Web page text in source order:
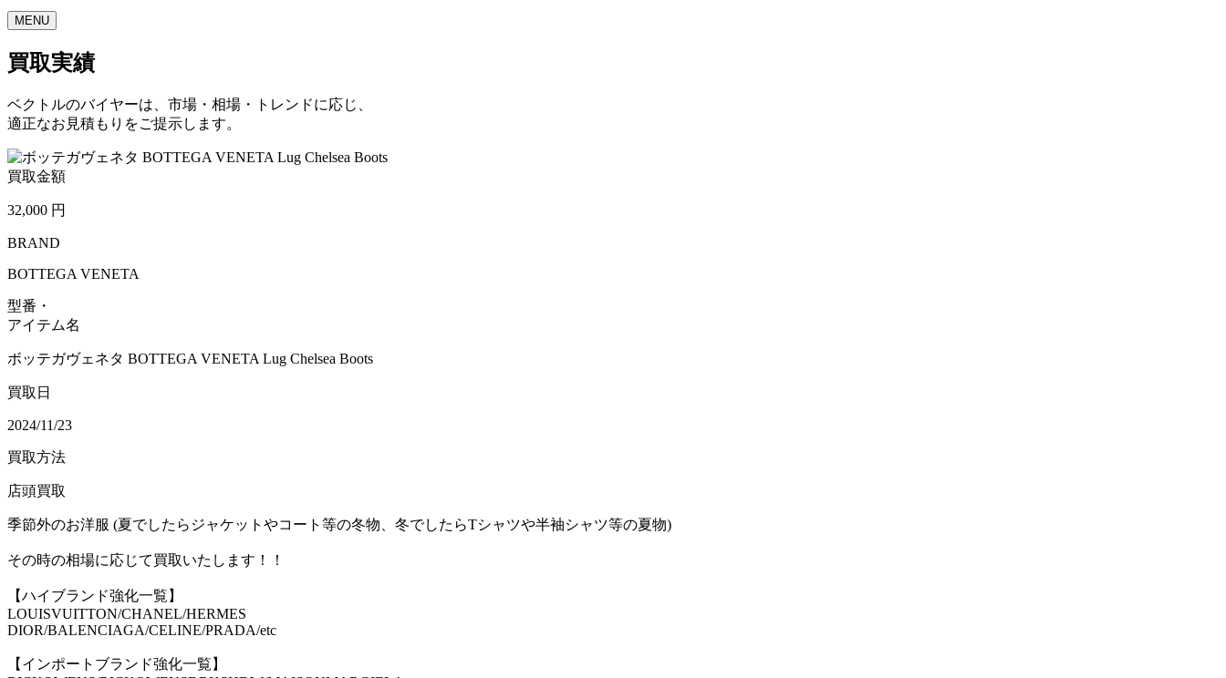
MENU
買取実績
ベクトルのバイヤーは、市場・相場・トレンドに応じ、
適正なお見積もりをご提示します。
買取金額
32,000 円
BRAND
BOTTEGA VENETA
型番・
アイテム名
ボッテガヴェネタ BOTTEGA VENETA Lug Chelsea Boots
買取日
2024/11/23
買取方法
店頭買取
季節外のお洋服 (夏でしたらジャケットやコート等の冬物、冬でしたらTシャツや半袖シャツ等の夏物)
その時の相場に応じて買取いたします！！
【ハイブランド強化一覧】
LOUISVUITTON/CHANEL/HERMES
DIOR/BALENCIAGA/CELINE/PRADA/etc
【インポートブランド強化一覧】